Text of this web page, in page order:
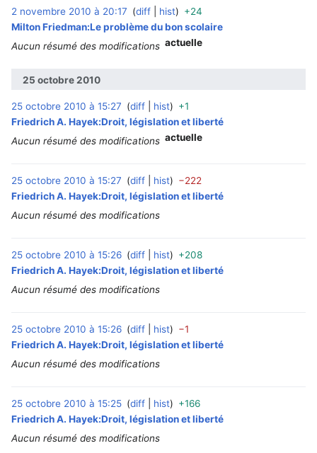
2 novembre 2010 à 20:17 diff hist +24
Milton Friedman:Le problème du bon scolaire
Aucun résumé des modifications actuelle
25 octobre 2010
25 octobre 2010 à 15:27 diff hist +1
Friedrich A. Hayek:Droit, législation et liberté
Aucun résumé des modifications actuelle
25 octobre 2010 à 15:27 diff hist −222
Friedrich A. Hayek:Droit, législation et liberté
Aucun résumé des modifications
25 octobre 2010 à 15:26 diff hist +208
Friedrich A. Hayek:Droit, législation et liberté
Aucun résumé des modifications
25 octobre 2010 à 15:26 diff hist −1
Friedrich A. Hayek:Droit, législation et liberté
Aucun résumé des modifications
25 octobre 2010 à 15:25 diff hist +166
Friedrich A. Hayek:Droit, législation et liberté
Aucun résumé des modifications